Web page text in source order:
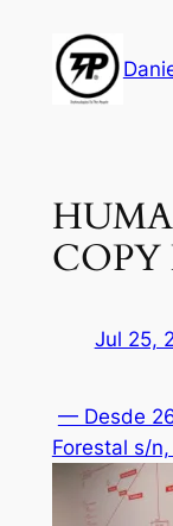
content
COPY
Jul 25,
— Desde
Forestal s/